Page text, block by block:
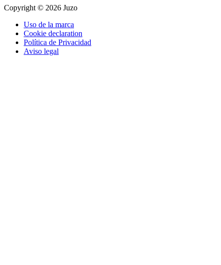
Copyright © 2026 Juzo
Uso de la marca
Cookie declaration
Política de Privacidad
Aviso legal